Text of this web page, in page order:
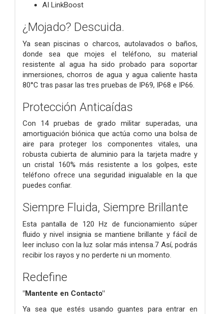
AI LinkBoost
¿Mojado? Descuida.
Ya sean piscinas o charcos, autolavados o baños,
donde sea que mojes el teléfono, su material
resistente al agua ha sido probado para soportar
inmersiones, chorros de agua y agua caliente hasta
80°C tras pasar las tres pruebas de IP69, IP68 e IP66.
Protección Anticaídas
Con 14 pruebas de grado militar superadas, una
amortiguación biónica que actúa como una bolsa de
aire para proteger los componentes vitales, una
robusta cubierta de aluminio para la tarjeta madre y
un cristal 160% más resistente a los golpes, este
teléfono ofrece una seguridad inigualable en la que
puedes confiar.
Siempre Fluida, Siempre Brillante
Esta pantalla de 120 Hz de funcionamiento súper
fluido y nivel insignia se mantiene brillante y fácil de
leer incluso con la luz solar más intensa.7 Así, podrás
recibir los rayos y no perderte ni un momento.
Redefine
"Mantente en Contacto"
Ya sea que estés usando guantes para entrar en